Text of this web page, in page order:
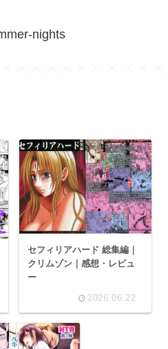
nights
セフィリアハード 総集編｜
クリムゾン｜感想・レビュ
ー
2026.06.22